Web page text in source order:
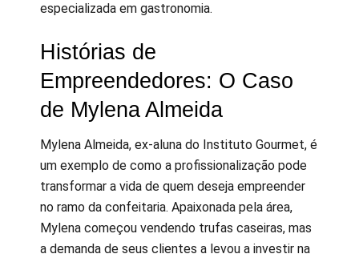
especializada em gastronomia.
Histórias de
Empreendedores: O Caso
de Mylena Almeida
Mylena Almeida, ex-aluna do Instituto Gourmet, é
um exemplo de como a profissionalização pode
transformar a vida de quem deseja empreender
no ramo da confeitaria. Apaixonada pela área,
Mylena começou vendendo trufas caseiras, mas
a demanda de seus clientes a levou a investir na